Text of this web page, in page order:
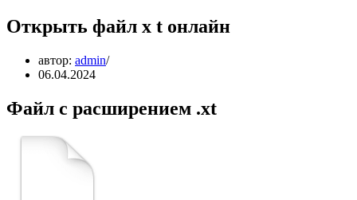
Открыть файл x t онлайн
автор: admin
06.04.2024
Файл с расширением .xt